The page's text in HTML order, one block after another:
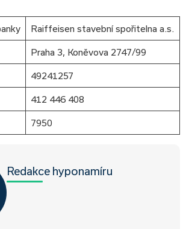
Raiffeisen stavební spořitelna a.s.
Praha 3, Koněvova 2747/99
49241257
412 446 408
7950
Redakce hyponamíru